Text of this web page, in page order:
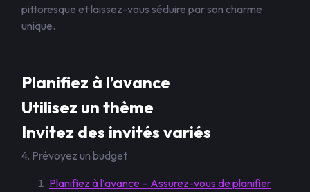
pittoresque et laissez-vous séduire par son charme
unique.
Planifiez à l’avance
Utilisez un thème
Invitez des invités variés
4. Prévoyez un budget
Planifiez à l’avance – Assurez-vous de planifier